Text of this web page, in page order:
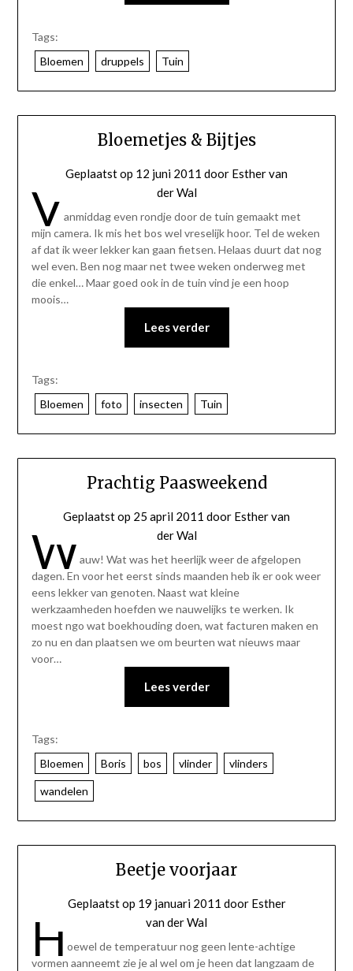
Tags:
Bloemen
druppels Tuin
Bloemetjes & Bijtjes
Geplaatst op 12 juni 2011 door Esther van
der Wal
V anmiddag even rondje door de tuin gemaakt met
mijn camera. Ik mis het bos wel vreselijk hoor. Tel de weken
af dat ik weer lekker kan gaan fietsen. Helaas duurt dat nog
wel even. Ben nog maar net twee weken onderweg met
die enkel… Maar goed ook in de tuin vind je een hoop
moois…
Lees verder
Tags:
Bloemen
foto insecten Tuin
Prachtig Paasweekend
Geplaatst op 25 april 2011 door Esther van
der Wal
W auw! Wat was het heerlijk weer de afgelopen
dagen. En voor het eerst sinds maanden heb ik er ook weer
eens lekker van genoten. Naast wat kleine
werkzaamheden hoefden we nauwelijks te werken. Ik
moest ngo wat boekhouding doen, wat facturen maken en
zo nu en dan plaatsen we om beurten wat nieuws maar
voor…
Lees verder
Tags:
Bloemen
Boris bos vlinder vlinders
wandelen
Beetje voorjaar
Geplaatst op 19 januari 2011 door Esther
van der Wal
H oewel de temperatuur nog geen lente-achtige
vormen aanneemt zie je al wel om je heen dat langzaam de